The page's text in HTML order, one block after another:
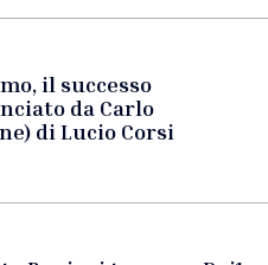
il successo
da Carlo
di Lucio Corsi